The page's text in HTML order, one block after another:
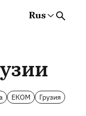
Rus
ЕКОМ Грузия